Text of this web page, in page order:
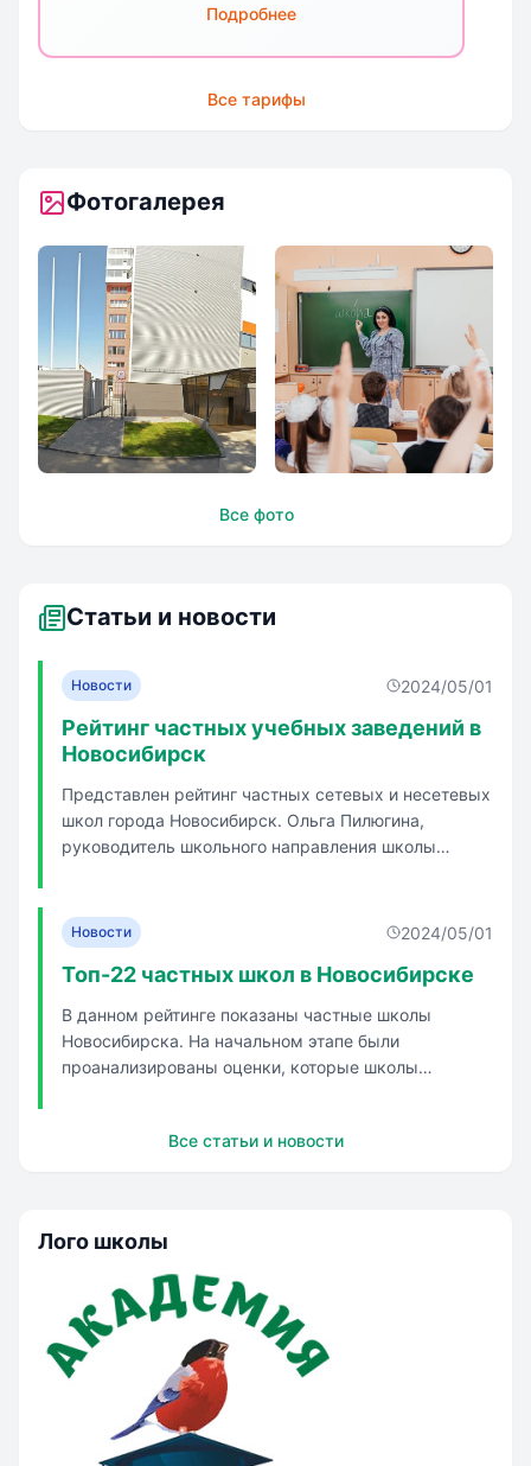
Подробнее
Все тарифы
Фотогалерея
Все фото
Статьи и новости
Новости 2024/05/01
Рейтинг частных учебных заведений в
Новосибирск
Представлен рейтинг частных сетевых и несетевых
школ города Новосибирск. Ольга Пилюгина,
руководитель школьного направления школы
основных тенденции: полноценное образование с 1
по 11 класс и появление множества не...
Новости 2024/05/01
Топ-22 частных школ в Новосибирске
В данном рейтинге показаны частные школы
Новосибирска. На начальном этапе были
проанализированы оценки, которые школы
третьем этапе были направлены анкеты
Все статьи и новости
Лого школы